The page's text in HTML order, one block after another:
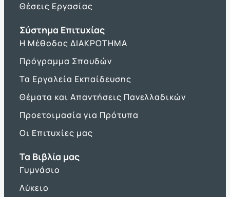
Θέσεις Εργασίας
Σύστημα Επιτυχίας
Η Μέθοδος ΔΙΑΚΡΟΤΗΜΑ
Πρόγραμμα Σπουδών
Τα Εργαλεία Εκπαίδευσης
Θέματα και Απαντήσεις Πανελλαδικών
Προετοιμασία για Πρότυπα
Οι Επιτυχίες μας
Τα Βιβλία μας
Γυμνάσιο
Λύκειο